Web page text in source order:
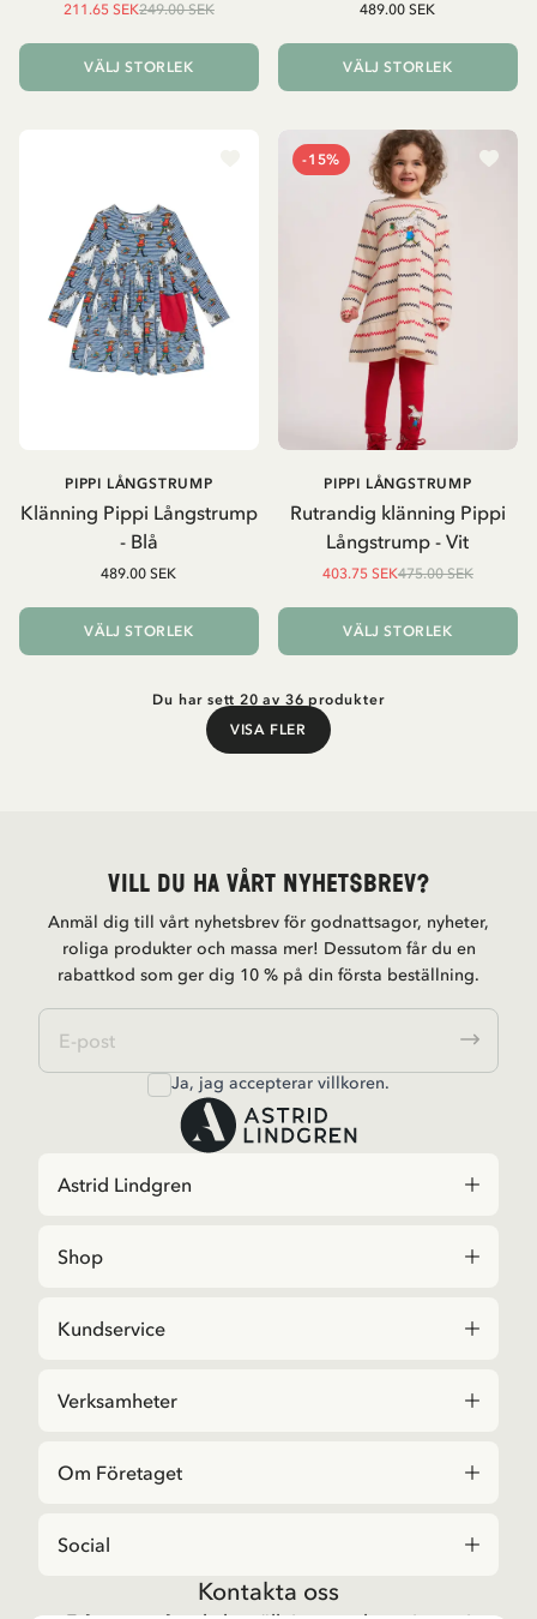
211.65 SEK249.00 SEK
VÄLJ STORLEK
489.00 SEK
VÄLJ STORLEK
Klänning Pippi Långstrump
- Blå
PIPPI LÅNGSTRUMP
489.00 SEK
VÄLJ STORLEK
-15%
Rutrandig klänning Pippi
Långstrump - Vit
PIPPI LÅNGSTRUMP
403.75 SEK475.00 SEK
VÄLJ STORLEK
Du har sett 20 av 36 produkter
VISA FLER
Visa fler
Vill du ha vårt nyhetsbrev?
Anmäl dig till vårt nyhetsbrev för godnattsagor, nyheter,
roliga produkter och massa mer! Dessutom får du en
rabattkod som ger dig 10 % på din första beställning.
Ja, jag accepterar villkoren.
Astrid Lindgren
Shop
Kundservice
Verksamheter
Om Företaget
Social
Kontakta oss